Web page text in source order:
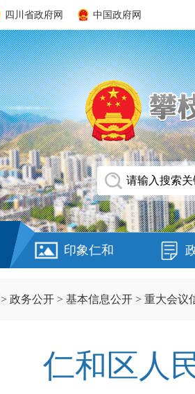
四川省政府网 中国政府网
印象仁和
> 政务公开 > 基本信息公开 > 重大会议
仁和区人